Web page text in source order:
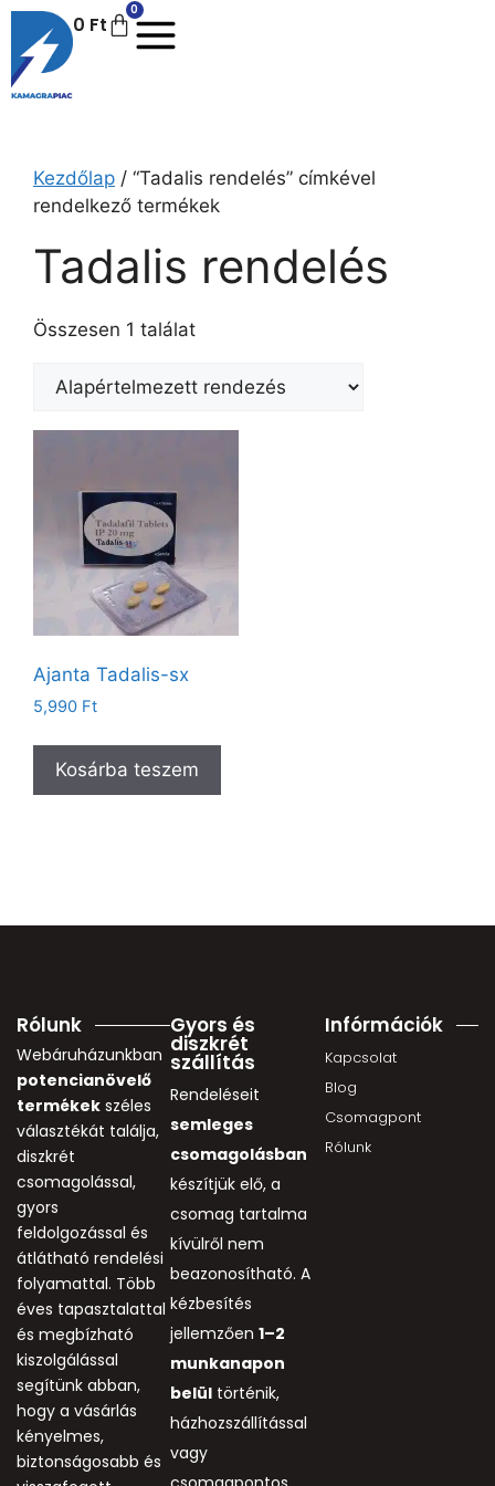
0 Ft
0
Kezdőlap / “Tadalis rendelés” címkével
rendelkező termékek
Tadalis rendelés
Összesen 1 találat
Ajanta Tadalis-sx
5,990 Ft
Kosárba teszem
Rólunk
Webáruházunkban
potencianövelő
termékek széles
választékát találja,
diszkrét
csomagolással,
gyors
feldolgozással és
átlátható rendelési
folyamattal. Több
éves tapasztalattal
és megbízható
kiszolgálással
segítünk abban,
hogy a vásárlás
kényelmes,
biztonságosabb és
Gyors és
diszkrét
szállítás
Rendeléseit
semleges
csomagolásban
készítjük elő, a
csomag tartalma
kívülről nem
beazonosítható. A
kézbesítés
jellemzően1–2
munkanapon
belül történik,
házhozszállítással
vagy
Infórmációk
Kapcsolat
Blog
Csomagpont
Rólunk